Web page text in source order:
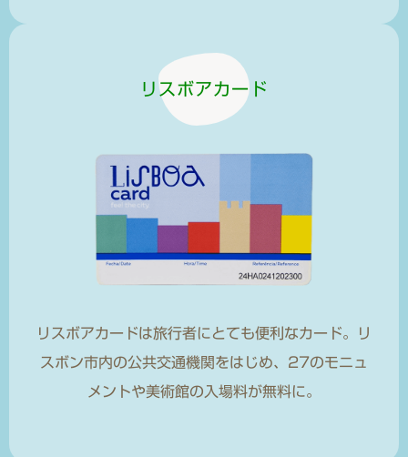
リスボアカード
リスボアカードは旅行者にとても便利なカード。リ
スボン市内の公共交通機関をはじめ、27のモニュ
メントや美術館の入場料が無料に。